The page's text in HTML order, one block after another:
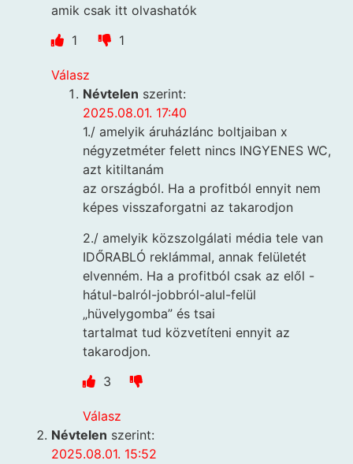
amik csak itt olvashatók
1
1
Válasz
Névtelen szerint:
2025.08.01. 17:40
1./ amelyik áruházlánc boltjaiban x
négyzetméter felett nincs INGYENES WC,
azt kitiltanám
az országból. Ha a profitból ennyit nem
képes visszaforgatni az takarodjon
2./ amelyik közszolgálati média tele van
IDŐRABLÓ reklámmal, annak felületét
elvenném. Ha a profitból csak az elől -
hátul-balról-jobbról-alul-felül
„hüvelygomba” és tsai
tartalmat tud közvetíteni ennyit az
takarodjon.
3
Válasz
Névtelen szerint:
2025.08.01. 15:52